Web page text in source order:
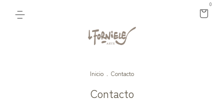
0
Inicio Contacto
Contacto